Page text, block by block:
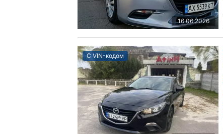
16.06.2026
С VIN-кодом